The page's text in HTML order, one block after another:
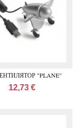
"PLANE"
12,73 €